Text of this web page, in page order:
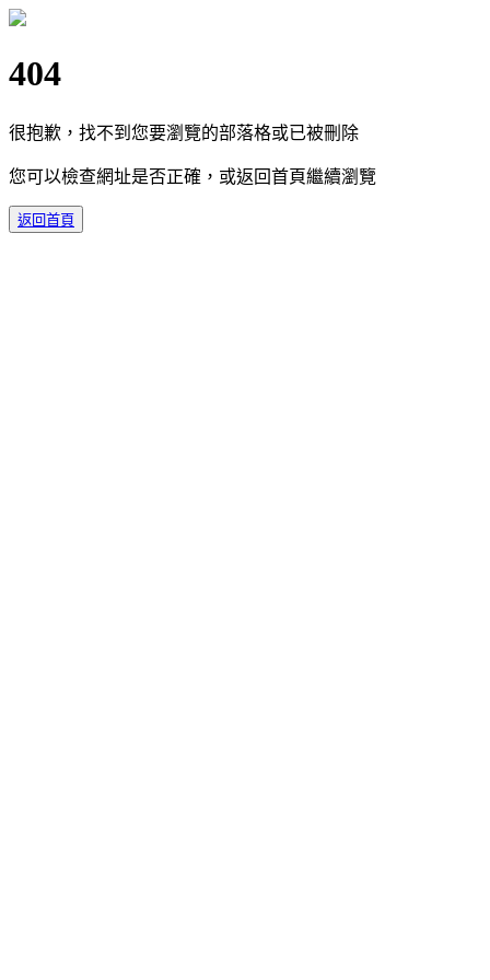
404
很抱歉，找不到您要瀏覽的部落格或已被刪除
您可以檢查網址是否正確，或返回首頁繼續瀏覽
返回首頁